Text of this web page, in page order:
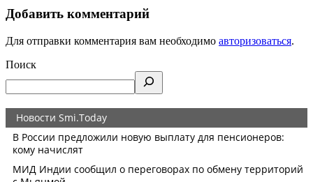
Добавить комментарий
Для отправки комментария вам необходимо авторизоваться.
Поиск